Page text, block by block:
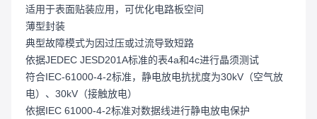
适用于表面贴装应用，可优化电路板空间
薄型封装
典型故障模式为因过压或过流导致短路
依据JEDEC JESD201A标准的表4a和4c进行晶须测试
符合IEC-61000-4-2标准，静电放电抗扰度为30kV（空气放
电）、30kV（接触放电）
依据IEC 61000-4-2标准对数据线进行静电放电保护